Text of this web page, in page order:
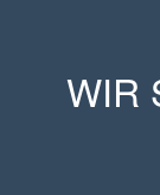
WIR